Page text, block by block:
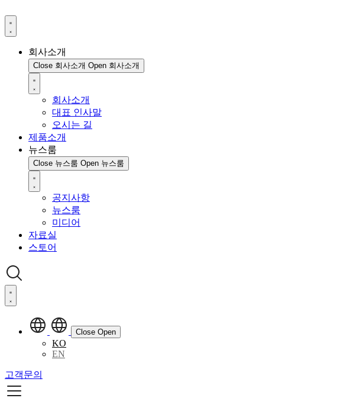
회사소개
Close 회사소개 Open 회사소개
회사소개
대표 인사말
오시는 길
제품소개
뉴스룸
Close 뉴스룸 Open 뉴스룸
공지사항
뉴스룸
미디어
자료실
스토어
Close Open
KO
EN
고객문의